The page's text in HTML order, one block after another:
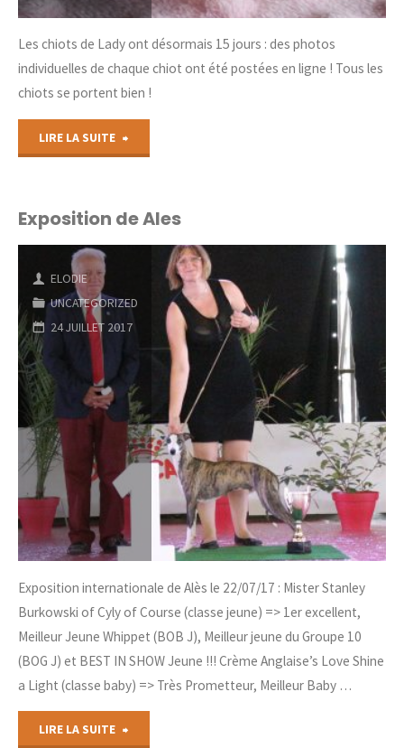
Les chiots de Lady ont désormais 15 jours : des photos
individuelles de chaque chiot ont été postées en ligne ! Tous les
chiots se portent bien !
LIRE LA SUITE
des
chiots"
Exposition de Ales
ELODIE
UNCATEGORIZED
24 JUILLET 2017
Exposition internationale de Alès le 22/07/17 : Mister Stanley
Burkowski of Cyly of Course (classe jeune) => 1er excellent,
Meilleur Jeune Whippet (BOB J), Meilleur jeune du Groupe 10
(BOG J) et BEST IN SHOW Jeune !!! Crème Anglaise’s Love Shine
a Light (classe baby) => Très Prometteur, Meilleur Baby …
LIRE LA SUITE